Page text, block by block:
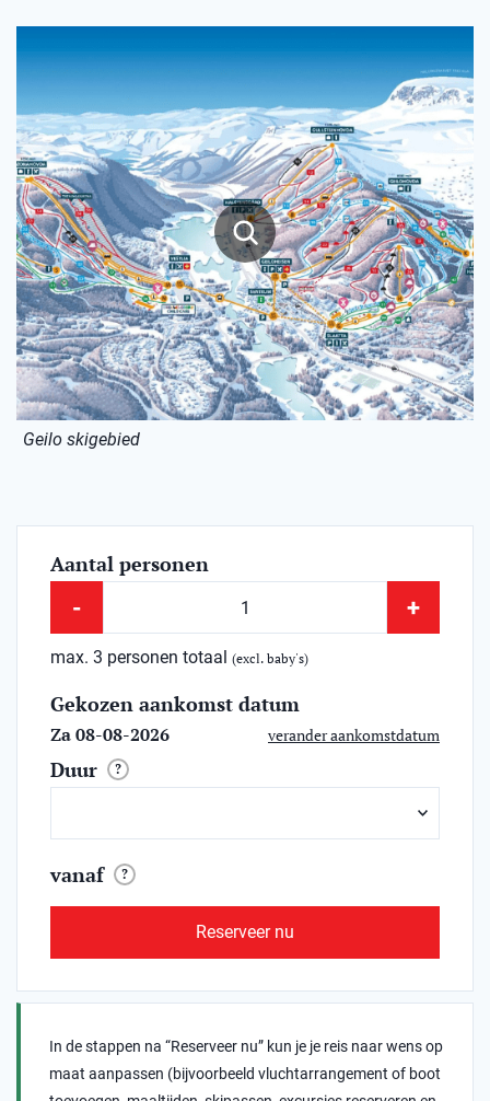
Geilo skigebied
Aantal personen
- +
max. 3 personen totaal (excl. baby's)
Gekozen aankomst datum
Za 08-08-2026 verander aankomstdatum
Duur ?
vanaf ?
Reserveer nu
In de stappen na “Reserveer nu” kun je je reis naar wens op
maat aanpassen (bijvoorbeeld vluchtarrangement of boot